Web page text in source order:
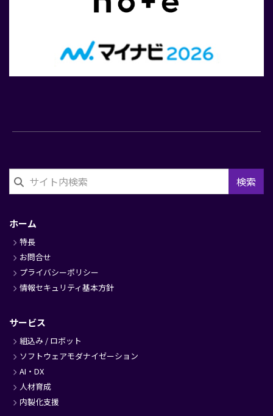
検索
ッ
タ
ー
ホーム
特長
お問合せ
プライバシーポリシー
情報セキュリティ基本方針
サービス
組込み / ロボット
ソフトウェアモダナイゼーション
AI・DX
人材育成
内製化支援